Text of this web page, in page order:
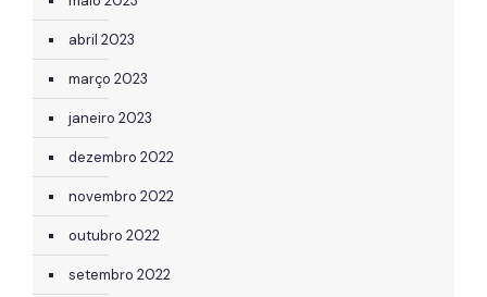
abril 2023
março 2023
janeiro 2023
dezembro 2022
novembro 2022
outubro 2022
setembro 2022